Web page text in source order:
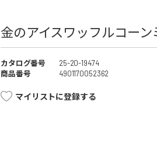
金のアイスワッフルコー
カタログ番号
25-20-19474
商品番号
4901170052362
マイリストに登録する